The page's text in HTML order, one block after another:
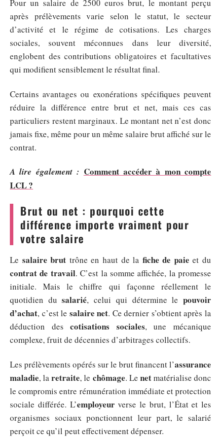
Pour un salaire de 2500 euros brut, le montant perçu
après prélèvements varie selon le statut, le secteur
d’activité et le régime de cotisations. Les charges
sociales, souvent méconnues dans leur diversité,
englobent des contributions obligatoires et facultatives
qui modifient sensiblement le résultat final.
Certains avantages ou exonérations spécifiques peuvent
réduire la différence entre brut et net, mais ces cas
particuliers restent marginaux. Le montant net n’est donc
jamais fixe, même pour un même salaire brut affiché sur le
contrat.
A lire également : Comment accéder à mon compte
LCL ?
Brut ou net : pourquoi cette
différence importe vraiment pour
votre salaire
Le salaire brut trône en haut de la fiche de paie et du
contrat de travail. C’est la somme affichée, la promesse
initiale. Mais le chiffre qui façonne réellement le
quotidien dusalarié, celui qui détermine lepouvoir
d’achat, c’est le salaire net. Ce dernier s’obtient après la
déduction descotisations sociales, une mécanique
complexe, fruit de décennies d’arbitrages collectifs.
Les prélèvements opérés sur le brut financent l’assurance
maladie, laretraite, le chômage. Le netmatérialise donc
le compromis entre rémunération immédiate et protection
sociale différée. L’employeurverse le brut, l’État et les
organismes sociaux ponctionnent leur part, le salarié
perçoit ce qu’il peut effectivement dépenser.